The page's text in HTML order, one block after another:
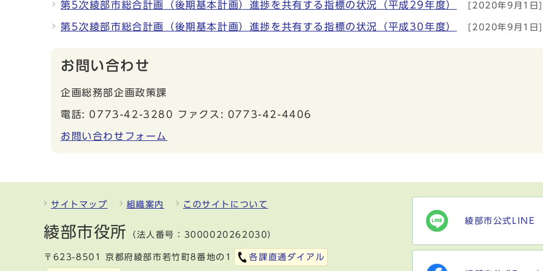
第5次綾部市総合計画（後期基本計画）進捗を共有する指標の状況（平成29年度） [2020年9月1日]
第5次綾部市総合計画（後期基本計画）進捗を共有する指標の状況（平成30年度） [2020年9月1日]
お問い合わせ
企画総務部企画政策課
電話: 0773-42-3280 ファクス: 0773-42-4406
お問い合わせフォーム
サイトマップ 組織案内 このサイトについて
綾部市役所 （法人番号：3000020262030）
〒623-8501 京都府綾部市若竹町8番地の1 各課直通ダイアル
綾部市公式LINE